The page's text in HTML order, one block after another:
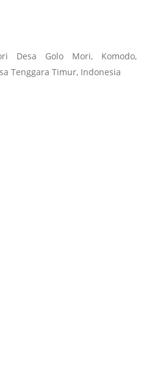
Desa Golo Mori, Komodo,
Tenggara Timur, Indonesia